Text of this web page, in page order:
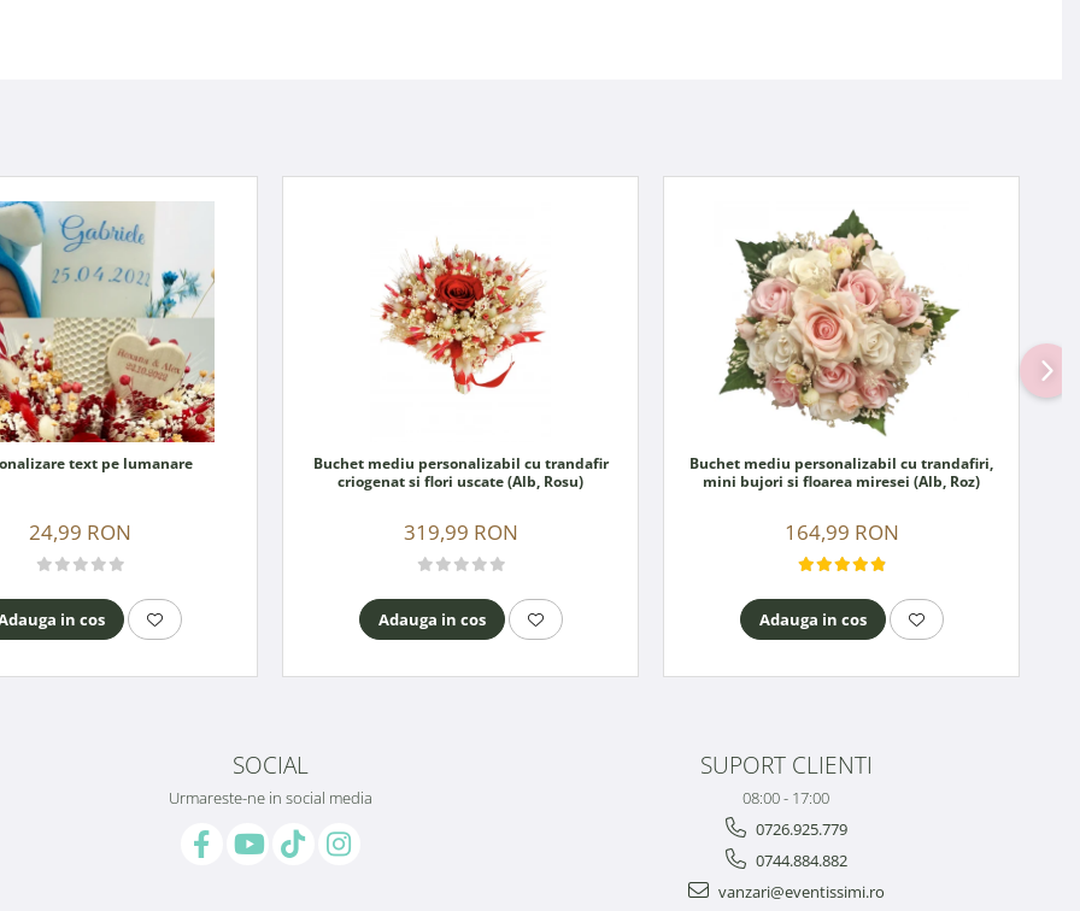
text pe lumanare
24,99 RON
in cos
Buchet mediu personalizabil cu trandafir
criogenat si flori uscate (Alb, Rosu)
319,99 RON
Adauga in cos
Buchet mediu personalizabil cu trandafiri,
mini bujori si floarea miresei (Alb, Roz)
164,99 RON
Adauga in cos
SOCIAL
Urmareste-ne in social media
SUPORT CLIENTI
08:00 - 17:00
0726.925.779
0744.884.882
vanzari@eventissimi.ro